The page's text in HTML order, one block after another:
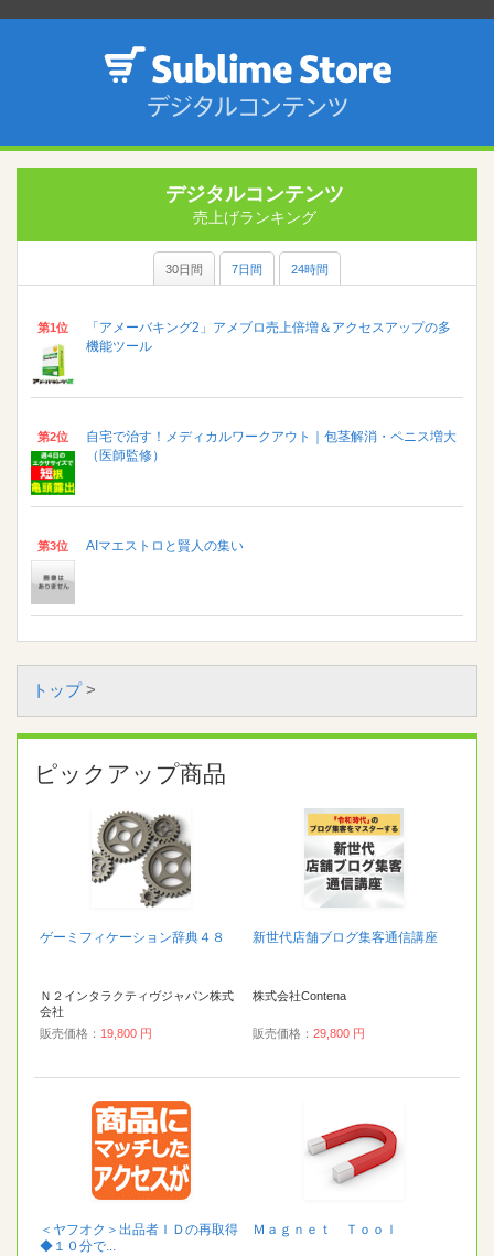
デジタルコンテンツ
売上げランキング
30日間 7日間 24時間
第1位
「アメーバキング2」アメブロ売上倍増＆アクセスアップの多
機能ツール
第2位
自宅で治す！メディカルワークアウト｜包茎解消・ペニス増大
（医師監修）
第3位 AIマエストロと賢人の集い
トップ>
ピックアップ商品
ゲーミフィケーション辞典４８
Ｎ２インタラクティヴジャパン株式
会社
販売価格： 19,800 円
新世代店舗ブログ集客通信講座
株式会社Contena
販売価格： 29,800 円
＜ヤフオク＞出品者ＩＤの再取得
◆１０分で...
Ｍａｇｎｅｔ Ｔｏｏｌ